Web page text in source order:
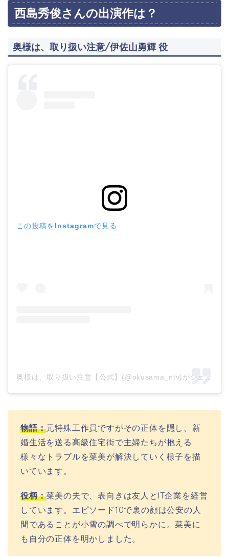
西島秀俊さんの出演作は？
奥様は、取り扱い注意/伊佐山勇輝 役
この投稿をInstagramで見る
奥様は、取り扱い注意【公式】(@okusama_ntv)がシェアした
物語：元特殊工作員ですがその正体を隠し、新
婚生活を送る高級住宅街で主婦たちが抱える
様々なトラブルを菜美が解決していく様子を描
いています。
役柄：菜美の夫で、表向きは友人と IT企業 を経営
しています。エピソード10で裏の顔は公安の人
間であることが小雪の調べで明らかに。菜美に
も自分の正体を明かしました。